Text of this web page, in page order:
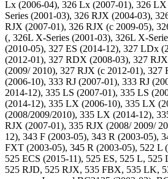
Lx (2006-04), 326 Lx (2007-01), 326
Series (2001-03), 326 RJX (2004-03),
RJX (2007-01), 326 RJX (c 2009-05),
(, 326L X-Series (2001-03), 326L X-
(2010-05), 327 ES (2014-12), 327 LDx
(2012-01), 327 RDX (2008-03), 327
(2009/ 2010), 327 RJX (c 2012-01), 327
(2006-10), 333 RJ (2007-01), 333 RJ
2014-12), 335 LS (2007-01), 335 LS
(2014-12), 335 LX (2006-10), 335 LX
(2008/2009/2010), 335 LX (2014-12),
RJX (2007-01), 335 RJX (2008/ 2009/
12), 343 F (2003-05), 343 R (2003-05),
FXT (2003-05), 345 R (2003-05), 522 L
525 ECS (2015-11), 525 ES, 525 L,
525 RJD, 525 RJX, 535 FBX, 535 LK,